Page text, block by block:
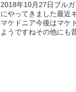
2018年10月27日ブル
にやってきました最近
マケドニア今後はマケ
ようですねその他にも